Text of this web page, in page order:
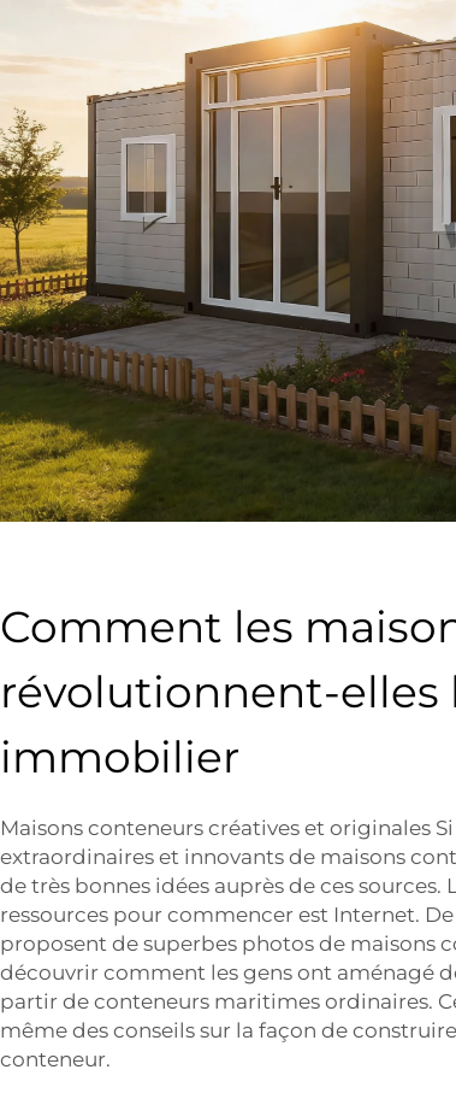
Comment les
révolutionnent-elles
immobilier
Maisons conteneurs créatives et originales
extraordinaires et innovants de maisons
de très bonnes idées auprès de ces sources.
ressources pour commencer est Internet.
proposent de superbes photos de maisons
découvrir comment les gens ont aménagé
partir de conteneurs maritimes ordinaires.
même des conseils sur la façon de
conteneur.